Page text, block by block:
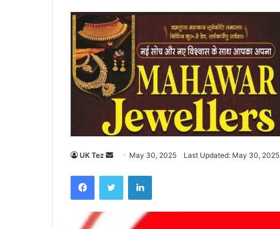
UK Tez
n
d
May 30, 2025 Last Updated: May 30, 2025